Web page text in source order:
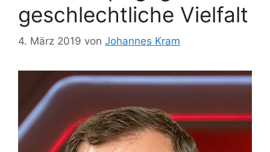
geschlechtliche Vielfalt
4. März 2019 von Johannes Kram